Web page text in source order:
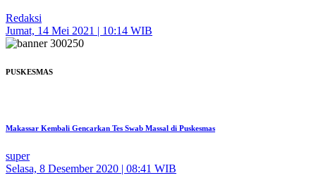
Redaksi
Jumat, 14 Mei 2021 | 10:14 WIB
PUSKESMAS
Makassar Kembali Gencarkan Tes Swab Massal di Puskesmas
super
Selasa, 8 Desember 2020 | 08:41 WIB